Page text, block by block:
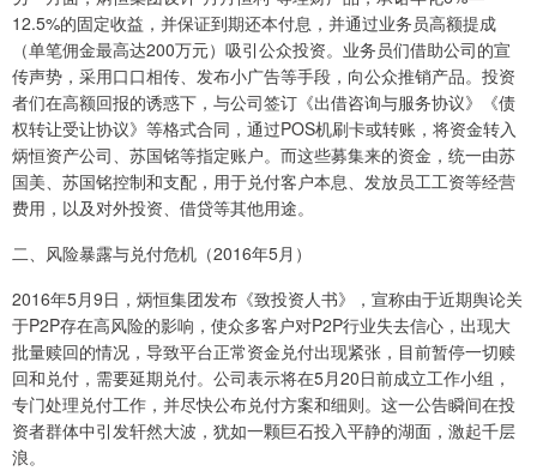
12.5%的固定收益，并保证到期还本付息，并通过业务员高额提成
（单笔佣金最高达200万元）吸引公众投资。业务员们借助公司的宣
传声势，采用口口相传、发布小广告等手段，向公众推销产品。投资
者们在高额回报的诱惑下，与公司签订《出借咨询与服务协议》《债
权转让受让协议》等格式合同，通过POS机刷卡或转账，将资金转入
炳恒资产公司、苏国铭等指定账户。而这些募集来的资金，统一由苏
国美、苏国铭控制和支配，用于兑付客户本息、发放员工工资等经营
费用，以及对外投资、借贷等其他用途。
二、风险暴露与兑付危机（2016年5月）
2016年5月9日，炳恒集团发布《致投资人书》，宣称由于近期舆论关
于P2P存在高风险的影响，使众多客户对P2P行业失去信心，出现大
批量赎回的情况，导致平台正常资金兑付出现紧张，目前暂停一切赎
回和兑付，需要延期兑付。公司表示将在5月20日前成立工作小组，
专门处理兑付工作，并尽快公布兑付方案和细则。这一公告瞬间在投
资者群体中引发轩然大波，犹如一颗巨石投入平静的湖面，激起千层
浪。